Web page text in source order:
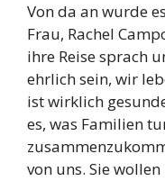
Von da an wurde
Frau, Rachel
ihre Reise sprach
ehrlich sein, wir
ist wirklich
es, was Familien
von uns. Sie